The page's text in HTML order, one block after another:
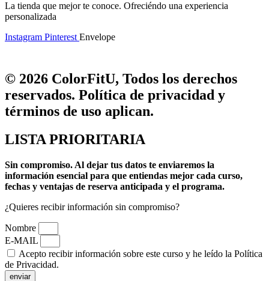
La tienda que mejor te conoce. Ofreciéndo una experiencia
personalizada
Instagram Pinterest Envelope
© 2026 ColorFitU, Todos los derechos
reservados. Política de privacidad y
términos de uso aplican.
LISTA PRIORITARIA
Sin compromiso. Al dejar tus datos te enviaremos la
información esencial para que entiendas mejor cada curso,
fechas y ventajas de reserva anticipada y el programa.
¿Quieres recibir información sin compromiso?
Nombre
E-MAIL
Acepto recibir información sobre este curso y he leído la Política
de Privacidad.
enviar